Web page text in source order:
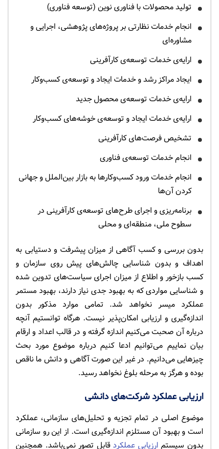
تولید محصولات با فناوری نوین (توسعه فناوری)
انجام خدمات نظارتی بر پروژه‌‌های پژوهشی، ‌اجرایی و
مشاوره‌‌ای
ارایه‌‌ی خدمات توسعه‌‌ی کارآفرینی
ایجاد مراکز رشد و خدمات ایجاد و توسعه‌‌ی کسب‌وکار
ارایه‌‌ی خدمات توسعه‌‌ی محصول جدید
ارایه‌‌ی خدمات ایجاد و توسعه‌‌ی خوشه‌‌های کسب‌وکار
تشخیص فرصت‌‌های کارآفرینی
انجام خدمات توسعه‌‌ی فناوری
انجام خدمات ورود کسب‌وکارها به بازار بین‌الملل و جهانی
کردن آن‌ها
برنامه‌‌ریزی و اجرای طرح‌‌های توسعه‌‌ی کارآفرینی در
سطوح ملی، منطقه‌‌ای و محلی
بدون بررسی و کسب آگاهی از میزان پیشرفت و دستیابی به
اهداف و بدون شناسایی چالش‌های پیش روی سازمان و
کسب بازخور و اطلاع از میزان اجرای سیاست‌های تدوین شده
و شناسایی مواردی که به بهبود جدی نیاز دارند، بهبود مستمر
عملکرد میسر نخواهد شد. تمامی موارد مذکور بدون
اندازه‌گیری و ارزیابی امکان‌پذیر نیست. هرگاه توانستیم آنچه
درباره آن صحبت می‌کنیم اندازه گرفته و در قالب اعداد و ارقام
بیان نماییم می‌توانیم ادعا کنیم درباره موضوع مورد بحث
چیزهایی می‌دانیم. در غیر این صورت آگاهی و دانش ما ناقص
بوده و هرگز به مرحله بلوغ نخواهد رسید.
ارزیابی عملکرد شرکت‌های دانشی
موضوع اصلی در تمام تجزیه و تحلیل‌های سازمانی، عملکرد
است و بهبود آن مستلزم اندازه‌گیری است. از این رو سازمانی
بدون سیستم ارزیابی عملکردقابل تصور نمی‌باشد. همچنین